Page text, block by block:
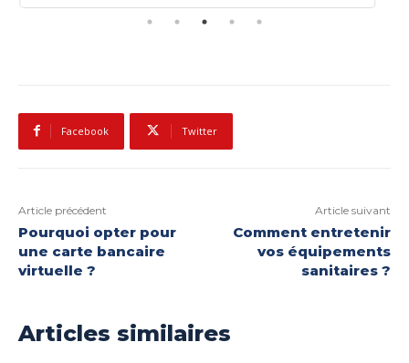
Facebook Twitter
Article précédent
Pourquoi opter pour
une carte bancaire
virtuelle ?
Article suivant
Comment entretenir
vos équipements
sanitaires ?
Articles similaires